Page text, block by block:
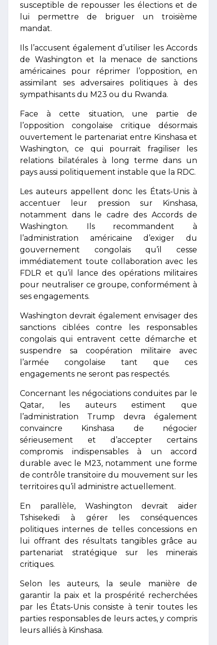
susceptible de repousser les élections et de
lui permettre de briguer un troisième
mandat.
Ils l’accusent également d’utiliser les Accords
de Washington et la menace de sanctions
américaines pour réprimer l’opposition, en
assimilant ses adversaires politiques à des
sympathisants du M23 ou du Rwanda.
Face à cette situation, une partie de
l’opposition congolaise critique désormais
ouvertement le partenariat entre Kinshasa et
Washington, ce qui pourrait fragiliser les
relations bilatérales à long terme dans un
pays aussi politiquement instable que la RDC.
Les auteurs appellent donc les États-Unis à
accentuer leur pression sur Kinshasa,
notamment dans le cadre des Accords de
Washington. Ils recommandent à
l’administration américaine d’exiger du
gouvernement congolais qu’il cesse
immédiatement toute collaboration avec les
FDLR et qu’il lance des opérations militaires
pour neutraliser ce groupe, conformément à
ses engagements.
Washington devrait également envisager des
sanctions ciblées contre les responsables
congolais qui entravent cette démarche et
suspendre sa coopération militaire avec
l’armée congolaise tant que ces
engagements ne seront pas respectés.
Concernant les négociations conduites par le
Qatar, les auteurs estiment que
l’administration Trump devra également
convaincre Kinshasa de négocier
sérieusement et d’accepter certains
compromis indispensables à un accord
durable avec le M23, notamment une forme
de contrôle transitoire du mouvement sur les
territoires qu’il administre actuellement.
En parallèle, Washington devrait aider
Tshisekedi à gérer les conséquences
politiques internes de telles concessions en
lui offrant des résultats tangibles grâce au
partenariat stratégique sur les minerais
critiques.
Selon les auteurs, la seule manière de
garantir la paix et la prospérité recherchées
par les États-Unis consiste à tenir toutes les
parties responsables de leurs actes, y compris
leurs alliés à Kinshasa.